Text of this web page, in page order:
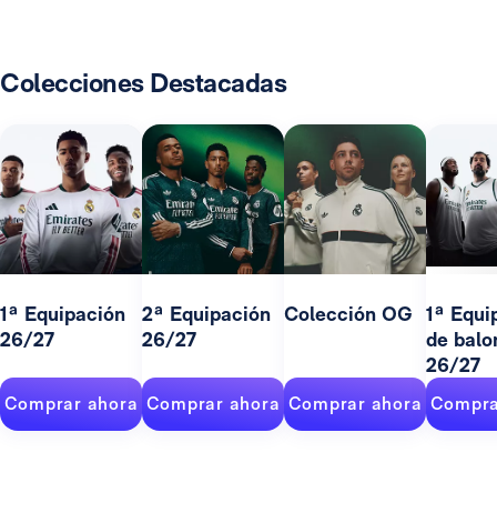
Colecciones Destacadas
1ª Equipación
26/27
Comprar ahora
2ª Equipación
26/27
Comprar ahora
Colección OG
Comprar ahora
1ª
de
26/27